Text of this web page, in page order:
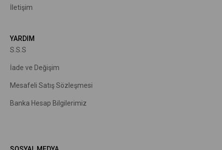
İletişim
YARDIM
S.S.S
İade ve Değişim
Mesafeli Satış Sözleşmesi
Banka Hesap Bilgilerimiz